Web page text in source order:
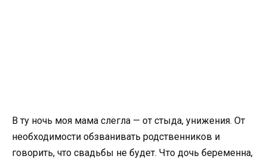
В ту ночь моя мама слегла — от стыда, унижения. От
необходимости обзванивать родственников и
говорить, что свадьбы не будет. Что дочь беременна,